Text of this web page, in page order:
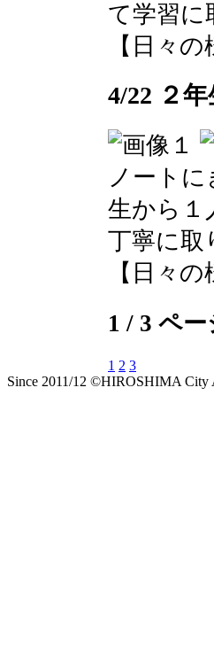
て学習に
【日々
4/22 ２
ノート
生から１
丁寧に取
【日々
1 / 3 ペー
1 2 3
Since 2011/12 ©HIROSHIMA City